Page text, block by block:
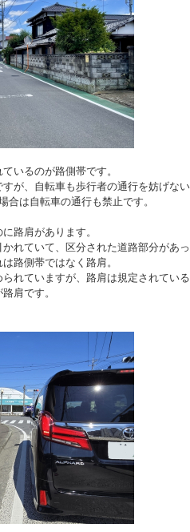
いるのが路側帯です。
が、自転車も歩行者の通行を妨げな
合は自転車の通行も禁止です。
路肩があります。
れていて、区分された道路部分があ
路側帯ではなく路肩。
れていますが、路肩は規定されてい
肩です。